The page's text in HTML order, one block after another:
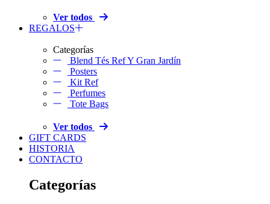
Ver todos
REGALOS
Categorías
Blend Tés Ref Y Gran Jardín
Posters
Kit Ref
Perfumes
Tote Bags
Ver todos
GIFT CARDS
HISTORIA
CONTACTO
Categorías